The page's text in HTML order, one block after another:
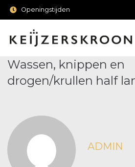
Openingstijden
Wassen, knippen en
drogen/krullen half
ADMIN